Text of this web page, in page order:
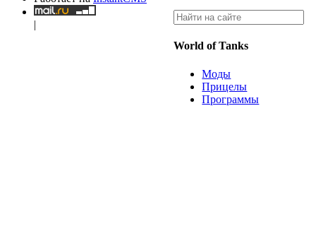
World of Tanks
Моды
Прицелы
Программы
|